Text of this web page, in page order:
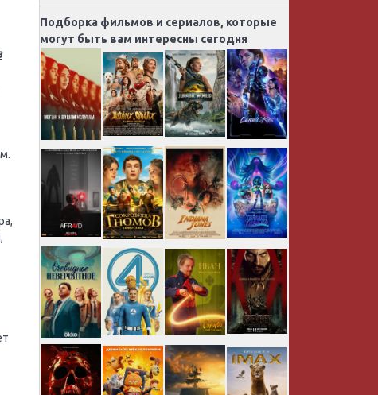
Подборка фильмов и сериалов, которые
могут быть вам интересны сегодня